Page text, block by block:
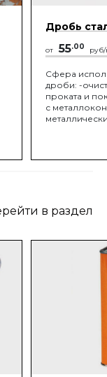
Дробь
от 55.00 руб/
Сфера
дроби: -
проката и
с
в раздел